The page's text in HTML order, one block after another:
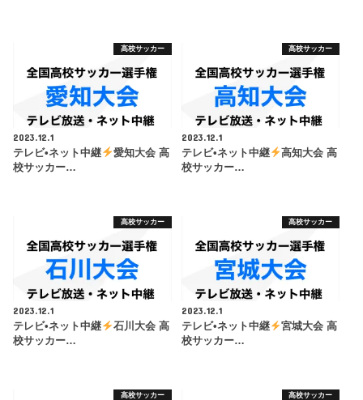
高校サッカー
2023.12.1
テレビ•ネット中継
愛知大会 高
校サッカー…
高校サッカー
2023.12.1
テレビ•ネット中継
高知大会 高
校サッカー…
高校サッカー
2023.12.1
テレビ•ネット中継
石川大会 高
校サッカー…
高校サッカー
2023.12.1
テレビ•ネット中継
宮城大会 高
校サッカー…
高校サッカー 高校サッカー